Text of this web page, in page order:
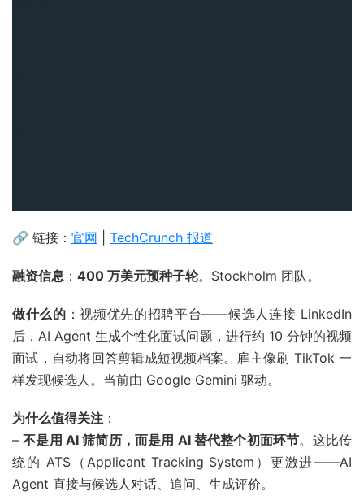
🔗 链接： 官网 TechCrunch 报道
融资信息 ： 400 万美元预种子轮。Stockholm 团队。
做什么的 ：视频优先的招聘平台——候选人连接 LinkedIn
后，AI Agent 生成个性化面试问题，进行约 10 分钟的视频
面试，自动将回答剪辑成短视频档案。雇主像刷 TikTok 一
样发现候选人。当前由 Google Gemini 驱动。
为什么值得关注 ：
–不是用 AI 筛简历，而是用 AI 替代整个初面环节。这比传
统的 ATS（Applicant Tracking System）更激进——AI
Agent 直接与候选人对话、追问、生成评价。